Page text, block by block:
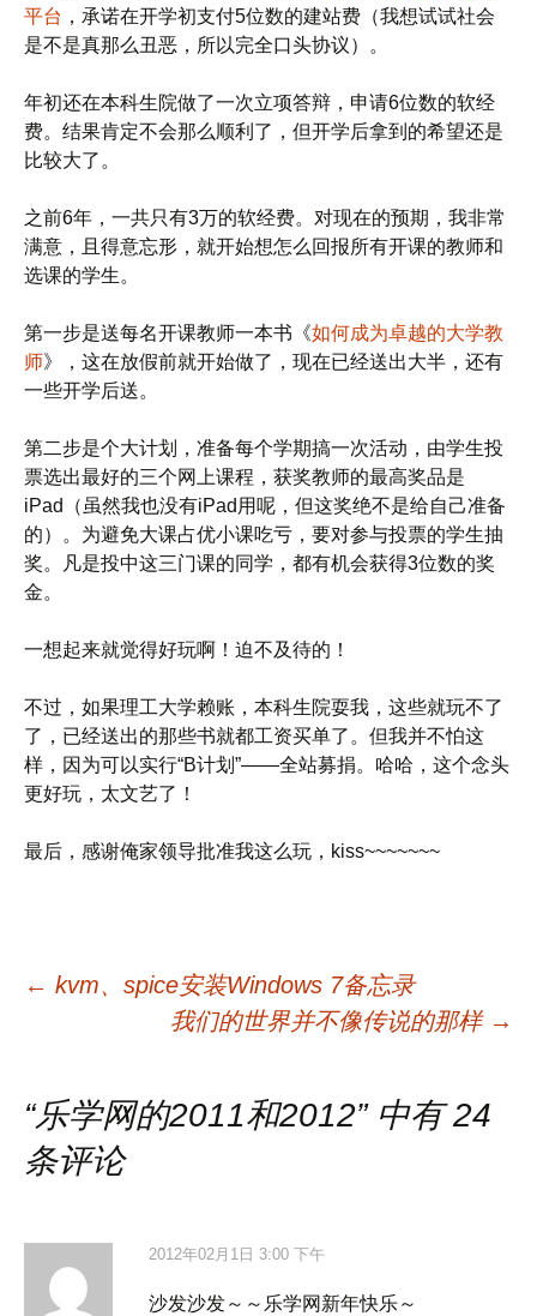
平台 ，承诺在开学初支付5位数的建站费（我想试试社会
是不是真那么丑恶，所以完全口头协议）。
年初还在本科生院做了一次立项答辩，申请6位数的软经
费。结果肯定不会那么顺利了，但开学后拿到的希望还是
比较大了。
之前6年，一共只有3万的软经费。对现在的预期，我非常
满意，且得意忘形，就开始想怎么回报所有开课的教师和
选课的学生。
第一步是送每名开课教师一本书《如何成为卓越的大学教
师》，这在放假前就开始做了，现在已经送出大半，还有
一些开学后送。
第二步是个大计划，准备每个学期搞一次活动，由学生投
票选出最好的三个网上课程，获奖教师的最高奖品是
iPad（虽然我也没有iPad用呢，但这奖绝不是给自己准备
的）。为避免大课占优小课吃亏，要对参与投票的学生抽
奖。凡是投中这三门课的同学，都有机会获得3位数的奖
金。
一想起来就觉得好玩啊！迫不及待的！
不过，如果理工大学赖账，本科生院耍我，这些就玩不了
了，已经送出的那些书就都工资买单了。但我并不怕这
样，因为可以实行“B计划”——全站募捐。哈哈，这个念头
更好玩，太文艺了！
最后，感谢俺家领导批准我这么玩，kiss~~~~~~~
文
导
航
← kvm、spice安装Windows 7备忘录
我们的世界并不像传说的那样 →
“乐学网的2011和2012” 中有 24
条评论
2012年02月1日 3:00 下午
沙发沙发～～乐学网新年快乐～